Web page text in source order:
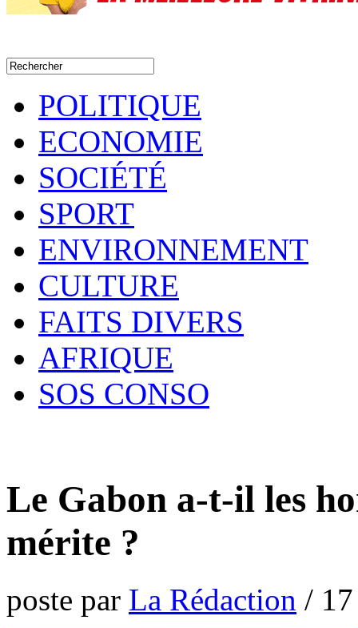
POLITIQUE
ECONOMIE
SOCIÉTÉ
SPORT
ENVIRONNEMENT
CULTURE
FAITS DIVERS
AFRIQUE
SOS CONSO
Le Gabon a-t-il les
mérite ?
poste par La Rédaction /